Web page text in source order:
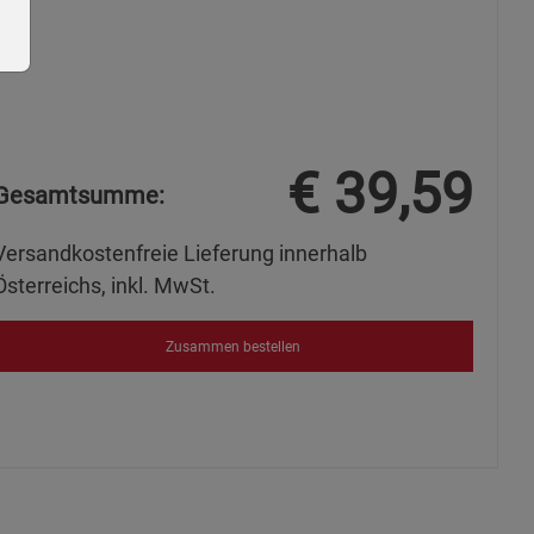
€ 39,59
Lieferung innerhalb
inkl. MwSt.
Zusammen bestellen
Gruppe